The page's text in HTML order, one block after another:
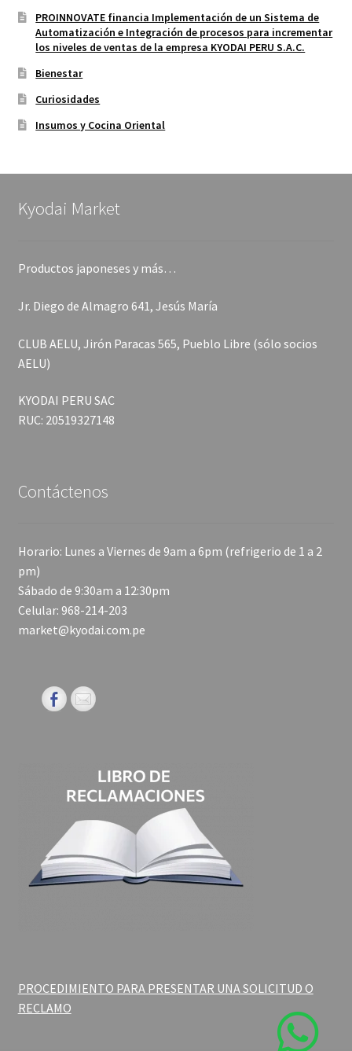
PROINNOVATE financia Implementación de un Sistema de
Automatización e Integración de procesos para incrementar
los niveles de ventas de la empresa KYODAI PERU S.A.C.
Bienestar
Curiosidades
Insumos y Cocina Oriental
Kyodai Market
Productos japoneses y más…
Jr. Diego de Almagro 641, Jesús María
CLUB AELU, Jirón Paracas 565, Pueblo Libre (sólo socios
AELU)
KYODAI PERU SAC
RUC: 20519327148
Contáctenos
Horario: Lunes a Viernes de 9am a 6pm (refrigerio de 1 a 2
pm)
Sábado de 9:30am a 12:30pm
Celular: 968-214-203
market@kyodai.com.pe
PROCEDIMIENTO PARA PRESENTAR UNA SOLICITUD O
RECLAMO